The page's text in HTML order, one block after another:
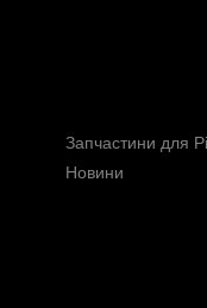
Запчастини для
Новини